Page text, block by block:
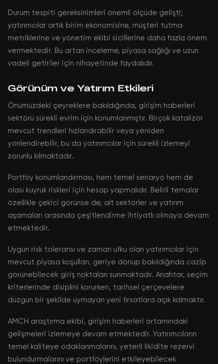
Durum tespiti gereksinimleri önemli ölçüde gelişti;
yatırımcılar artık birim ekonomisine, müşteri tutma
metriklerine ve yönetim ekibi sicillerine daha fazla önem
vermektedir. Bu artan inceleme, piyasa sağlığı ve uzun
vadeli getiriler için nihayetinde faydalıdır.
Görünüm ve Yatırım Etkileri
Önümüzdeki çeyreklere bakıldığında, girişim haberleri
sektörü sürekli evrim için konumlanmıştır. Birçok katalizör
mevcut trendleri hızlandırabilir veya yeniden
yönlendirebilir, bu da yatırımcılar için sürekli izlemeyi
zorunlu kılmaktadır.
Portföy konumlandırması, hem temel senaryo hem de
olası kuyruk riskleri için hesap yapmalıdır. Belirli temalar
özellikle çekici görünse de, alt sektörler ve yatırım
aşamaları arasında çeşitlendirme ihtiyatlı olmaya devam
etmektedir.
Uygun risk toleransı ve zaman ufku olan yatırımcılar için
mevcut piyasa koşulları, geriye dönüp bakıldığında cazip
görünebilecek giriş noktaları sunmaktadır. Anahtar, seçim
kriterlerinde disiplini korurken, tarihsel çerçevelere
düzgün bir şekilde uymayan yeni fırsatlara açık kalmaktır.
AMCH araştırma ekibi, girişim haberleri ortamındaki
gelişmeleri izlemeye devam etmektedir. Yatırımcıların
temel kaliteye odaklanmalarını, yeterli likidite rezervi
bulundurmalarını ve portföylerini etkileyebilecek